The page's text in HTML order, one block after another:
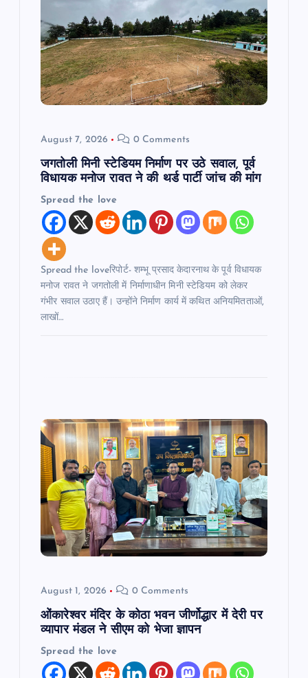
August 7, 2026 0 Comments
जगतोली मिनी स्टेडियम निर्माण पर उठे सवाल, पूर्व
विधायक मनोज रावत ने की थर्ड पार्टी जांच की मांग
Spread the love
Spread the loveरिपोर्ट- शम्भू प्रसाद केदारनाथ के पूर्व विधायक
मनोज रावत ने जगतोली में निर्माणाधीन मिनी स्टेडियम को लेकर
गंभीर सवाल उठाए हैं। उन्होंने निर्माण कार्य में कथित अनियमितताओं,
लाखों…
August 1, 2026 0 Comments
ओंकारेश्वर मंदिर के कोठा भवन जीर्णोद्धार में देरी पर
व्यापार मंडल ने सीएम को भेजा ज्ञापन
Spread the love